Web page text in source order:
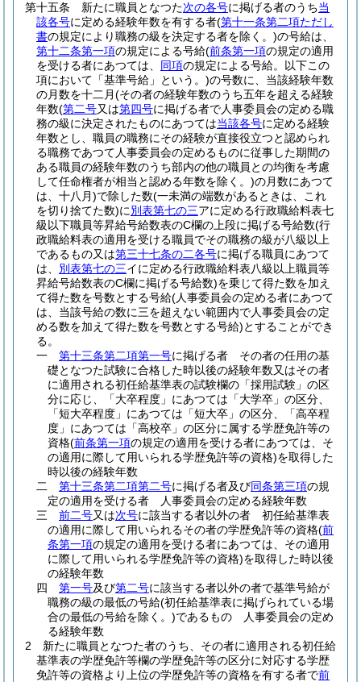
第十五条
新たに職員となつた次の各号に掲げる者のうち当
該各号に定める経験年数を有する者(第十一条第二項ただし
書の規定により職務の級を決定する者を除く。)の号給は、
第十二条第一項の規定による号給(前条第一項の規定の適用
を受ける者にあつては、 同項の規定による号給。以下この
項において「基準号給」という。)の号数に、当該経験年数
の月数を十二月(その者の経験年数のうち五年を超える経験
年数(第二号又は第四号に掲げる者で人事委員会の定める職
務の級に決定されたものにあつては当該各号に定める経験
年数とし、職員の職務にその経験が直接役立つと認められ
る職務であつて人事委員会の定めるものに従事した期間の
ある職員の経験年数のうち部内の他の職員との均衡を考慮
して任命権者が相当と認める年数を除く。)の月数にあつて
は、十八月)で除した数(一未満の端数があるときは、これ
を切り捨てた数)に別表第七の三アに定める行政職給料表七
級以下職員等昇給号給数表のC欄の上段に掲げる号給数(行
政職給料表の適用を受ける職員でその職務の級が八級以上
であるもの又は第三十七条の二各号に掲げる職員にあつて
は、 別表第七の三イに定める行政職給料表八級以上職員等
昇給号給数表のC欄に掲げる号給数)を乗じて得た数を加え
て得た数を号数とする号給(人事委員会の定める者にあつて
は、当該号給の数に三を超えない範囲内で人事委員会の定
める数を加えて得た数を号数とする号給)とすることができ
る。
一
第十三条第二項第一号に掲げる者 その者の任用の基
礎となつた試験に合格した時以後の経験年数又はその者
に適用される初任給基準表の試験欄の「採用試験」の区
分に応じ、「大卒程度」にあつては「大学卒」の区分、
「短大卒程度」にあつては「短大卒」の区分、「高卒程
度」にあつては「高校卒」の区分に属する学歴免許等の
資格(前条第一項の規定の適用を受ける者にあつては、そ
の適用に際して用いられる学歴免許等の資格)を取得した
時以後の経験年数
二
第十三条第二項第二号に掲げる者及び同条第三項の規
定の適用を受ける者 人事委員会の定める経験年数
三
前二号又は次号に該当する者以外の者 初任給基準表
の適用に際して用いられるその者の学歴免許等の資格(前
条第一項の規定の適用を受ける者にあつては、その適用
に際して用いられる学歴免許等の資格)を取得した時以後
の経験年数
四
第一号及び第二号に該当する者以外の者で基準号給が
職務の級の最低の号給(初任給基準表に掲げられている場
合の最低の号給を除く。)であるもの 人事委員会の定め
る経験年数
2
新たに職員となつた者のうち、その者に適用される初任給
基準表の学歴免許等欄の学歴免許等の区分に対応する学歴
免許等の資格より上位の学歴免許等の資格を有する者で前